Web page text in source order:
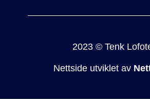
2023 © Tenk
Nettside utviklet av